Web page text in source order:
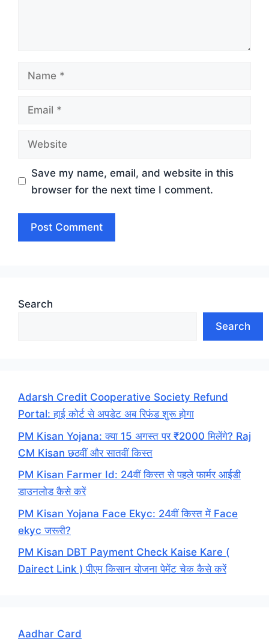
Name
Email
Website
Save my name, email, and website in this
browser for the next time I comment.
Search
Search
Adarsh Credit Cooperative Society Refund
Portal: हाई कोर्ट से अपडेट अब रिफंड शुरू होगा
PM Kisan Yojana: क्या 15 अगस्त पर ₹2000 मिलेंगे? Raj
CM Kisan छठवीं और सातवीं किस्त
PM Kisan Farmer Id: 24वीं किस्त से पहले फार्मर आईडी
डाउनलोड कैसे करें
PM Kisan Yojana Face Ekyc: 24वीं किस्त में Face
ekyc जरूरी?
PM Kisan DBT Payment Check Kaise Kare (
Dairect Link ) पीएम किसान योजना पेमेंट चेक कैसे करें
Aadhar Card